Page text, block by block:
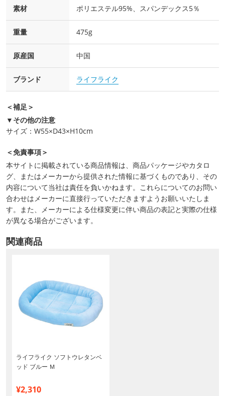
素材 ポリエステル95%、スパンデックス5％
重量 475g
原産国 中国
ブランド ライフライク
＜補足＞
▼その他の注意
サイズ：W55×D43×H10cm
＜免責事項＞
本サイトに掲載されている商品情報は、商品パッケージやカタロ
グ、またはメーカーから提供された情報に基づくものであり、その
内容について当社は責任を負いかねます。これらについてのお問い
合わせはメーカーに直接行っていただきますようお願いいたしま
す。また、メーカーによる仕様変更に伴い商品の表記と実際の仕様
が異なる場合がございます。
関連商品
ライフライク ソフトウレタンベ
ッド ブルー Ｍ
¥2,310